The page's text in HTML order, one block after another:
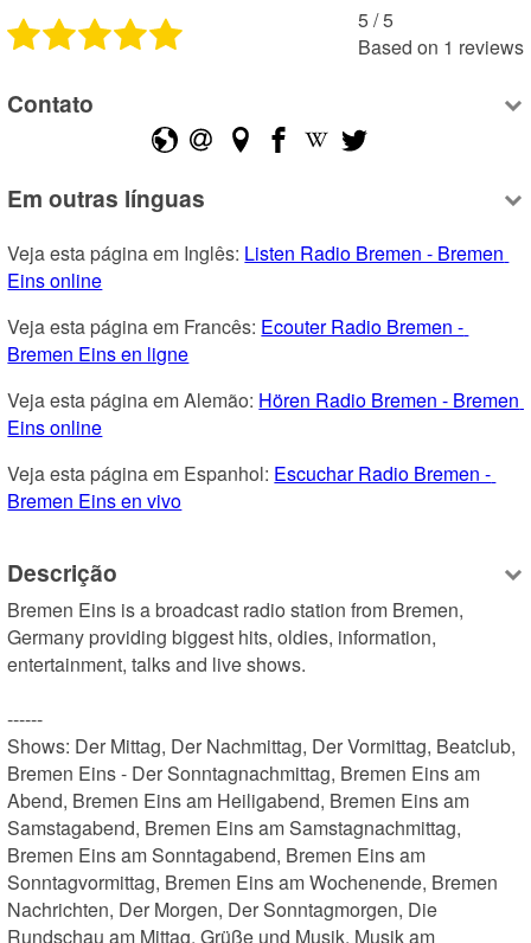
5 /5
Based on 1 reviews
Contato
Em outras línguas
Veja esta página em Inglês: Listen Radio Bremen - Bremen
Eins online
Veja esta página em Francês: Ecouter Radio Bremen -
Bremen Eins en ligne
Veja esta página em Alemão: Hören Radio Bremen - Bremen
Eins online
Veja esta página em Espanhol: Escuchar Radio Bremen -
Bremen Eins en vivo
Descrição
Bremen Eins is a broadcast radio station from Bremen,
Germany providing biggest hits, oldies, information,
entertainment, talks and live shows.
------
Shows: Der Mittag, Der Nachmittag, Der Vormittag, Beatclub,
Bremen Eins - Der Sonntagnachmittag, Bremen Eins am
Abend, Bremen Eins am Heiligabend, Bremen Eins am
Samstagabend, Bremen Eins am Samstagnachmittag,
Bremen Eins am Sonntagabend, Bremen Eins am
Sonntagvormittag, Bremen Eins am Wochenende, Bremen
Nachrichten, Der Morgen, Der Sonntagmorgen, Die
Rundschau am Mittag, Grüße und Musik, Musik am